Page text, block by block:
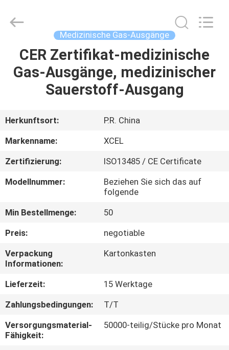
HAUS
PRODUKTE
ÜBER
UNS
FABRIK-
AUSFLUG
QUALITÄTSKONTROLLE
TRETEN
SIE
MIT
UNS
IN
VERBINDUNG
Reserved.
Medizinische Gas-Ausgänge
CER Zertifikat-medizinische
Gas-Ausgänge, medizinischer
Sauerstoff-Ausgang
Herkunftsort:
P.R. China
Markenname:
XCEL
Zertifizierung:
ISO13485 / CE Certificate
Modellnummer:
Beziehen Sie sich das auf
folgende
Min Bestellmenge:
50
Preis:
negotiable
Verpackung
Informationen:
Kartonkasten
Lieferzeit:
15 Werktage
Zahlungsbedingungen:
T/T
Versorgungsmaterial-
Fähigkeit:
50000-teilig/Stücke pro Monat